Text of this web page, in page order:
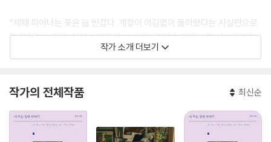
“제때 피어나는 꽃은 늘 반갑다. 계절이 어김없이 돌아왔다는 사실만으로
도 마음이 놓인다. 이런 순간들이 삶 사이사이에 놓이다 보면 세상일들이
엔가 남기고 싶어 정원 일기를 쓰기 시작했다. 매달 「4평 정원에서 쓰는 일
기」를 구독자에게 전송하고 있다. 일상을 조용히 관찰하며, 기쁨과 만족을
주는 것들을 공유하기를 좋아한다. 다른 책으로는 『선요의 일상 파스타』가
작가 소개 더보기
작가의 전체작품 최신순